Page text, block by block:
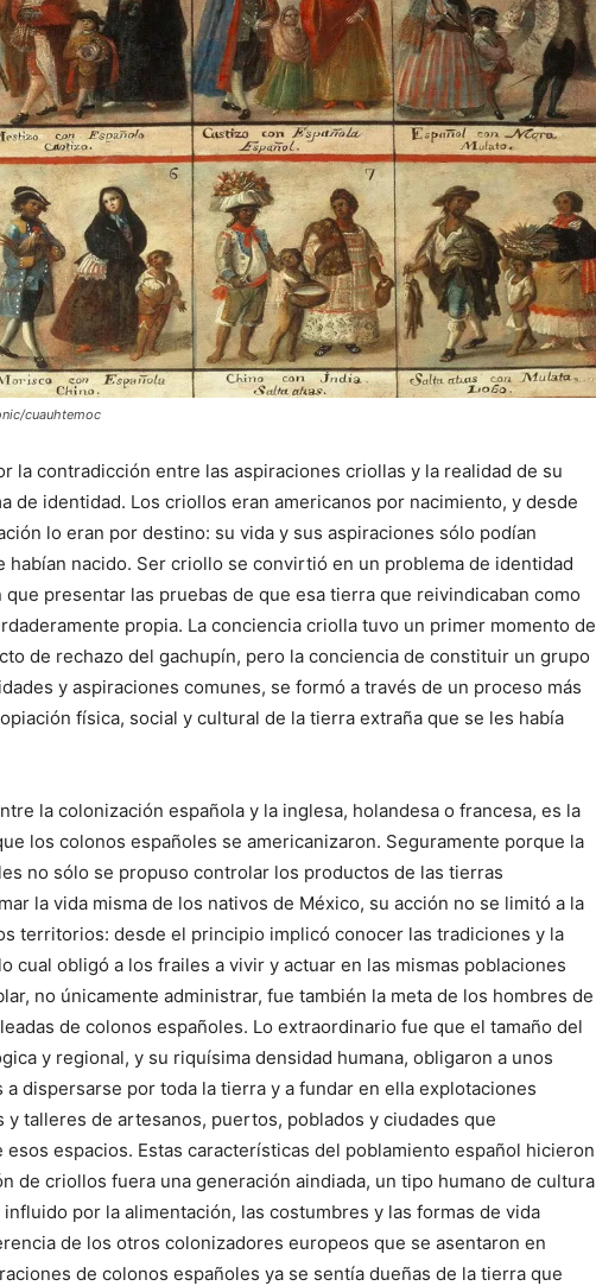
cuauhtemoc
la contradicción entre las aspiraciones criollas y la realidad de su
de identidad. Los criollos eran americanos por nacimiento, y desde
lo eran por destino: su vida y sus aspiraciones sólo podían
habían nacido. Ser criollo se convirtió en un problema de identidad
presentar las pruebas de que esa tierra que reivindicaban como
propia. La conciencia criolla tuvo un primer momento de
de rechazo del gachupín, pero la conciencia de constituir un grupo
y aspiraciones comunes, se formó a través de un proceso más
física, social y cultural de la tierra extraña que se les había
la colonización española y la inglesa, holandesa o francesa, es la
los colonos españoles se americanizaron. Seguramente porque la
no sólo se propuso controlar los productos de las tierras
la vida misma de los nativos de México, su acción no se limitó a la
territorios: desde el principio implicó conocer las tradiciones y la
cual obligó a los frailes a vivir y actuar en las mismas poblaciones
no únicamente administrar, fue también la meta de los hombres de
de colonos españoles. Lo extraordinario fue que el tamaño del
y regional, y su riquísima densidad humana, obligaron a unos
dispersarse por toda la tierra y a fundar en ella explotaciones
y talleres de artesanos, puertos, poblados y ciudades que
espacios. Estas características del poblamiento español hicieron
de criollos fuera una generación aindiada, un tipo humano de cultura
por la alimentación, las costumbres y las formas de vida
de los otros colonizadores europeos que se asentaron en
de colonos españoles ya se sentía dueñas de la tierra que